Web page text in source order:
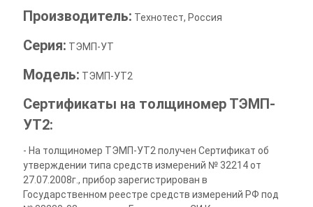
Производитель: Технотест, Россия
Серия: ТЭМП-УТ
Модель: ТЭМП-УТ2
Сертификаты на толщиномер ТЭМП-
УТ2:
- На толщиномер ТЭМП-УТ2 получен Сертификат об
утверждении типа средств измерений № 32214 от
27.07.2008г., прибор зарегистрирован в
Государственном реестре средств измерений РФ под